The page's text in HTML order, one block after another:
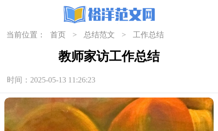
当前位置： 首页 > 总结范文 > 工作总结
教师家访工作总结
时间：2025-05-13 11:26:23